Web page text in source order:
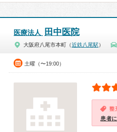
医療法人 田中医院
大阪府八尾市本町（近鉄八尾駅 ）
土曜（〜19:00）
整
患者